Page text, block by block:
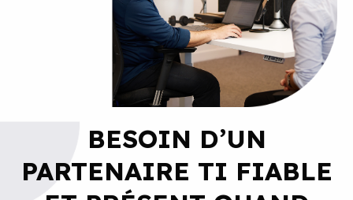
BESOIN D’UN
PARTENAIRE TI FIABLE